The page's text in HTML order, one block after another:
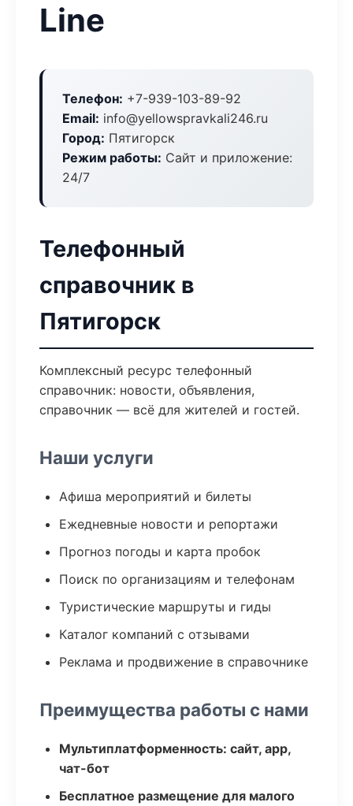
Line
Телефон: +7-939-103-89-92
Email: info@yellowspravkali246.ru
Город: Пятигорск
Режим работы: Сайт и приложение:
24/7
Телефонный
справочник в
Пятигорск
Комплексный ресурс телефонный
справочник: новости, объявления,
справочник — всё для жителей и гостей.
Наши услуги
Афиша мероприятий и билеты
Ежедневные новости и репортажи
Прогноз погоды и карта пробок
Поиск по организациям и телефонам
Туристические маршруты и гиды
Каталог компаний с отзывами
Реклама и продвижение в справочнике
Преимущества работы с нами
Мультиплатформенность: сайт, app,
чат-бот
Бесплатное размещение для малого